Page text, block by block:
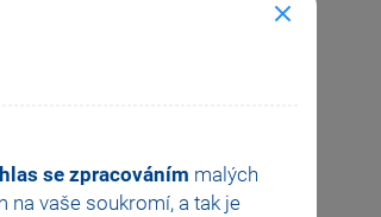
se zpracováním malých
na vaše soukromí, a tak je